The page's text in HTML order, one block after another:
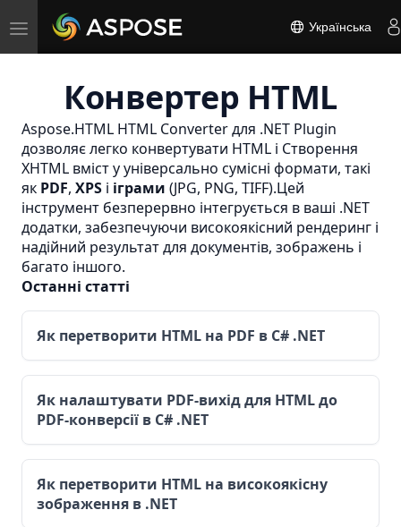
Toggle
navigation
Українська
Конвертер HTML
Aspose.HTML HTML Converter для .NET Plugin
дозволяє легко конвертувати HTML і Створення
XHTML вміст у універсально сумісні формати, такі
як PDF, XPS і іграми (JPG, PNG, TIFF).Цей
інструмент безперервно інтегрується в ваші .NET
додатки, забезпечуючи високоякісний рендеринг і
надійний результат для документів, зображень і
багато іншого.
Останні статті
Як перетворити HTML на PDF в C# .NET
Як налаштувати PDF-вихід для HTML до
PDF-конверсії в C# .NET
Як перетворити HTML на високоякісну
зображення в .NET